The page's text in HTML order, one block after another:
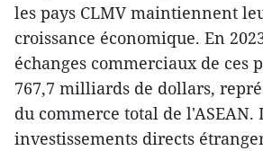
les pays CLMV maintiennent
croissance économique. En
échanges commerciaux de ces
767,7 milliards de dollars,
du commerce total de l'ASEAN.
investissements directs